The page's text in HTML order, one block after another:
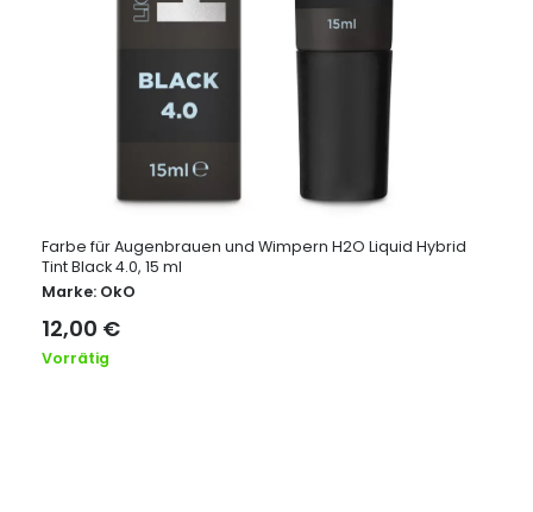
Farbe für Augenbrauen und Wimpern H2O Liquid Hybrid
Tint Black 4.0, 15 ml
Marke: OkO
12,00 €
Vorrätig